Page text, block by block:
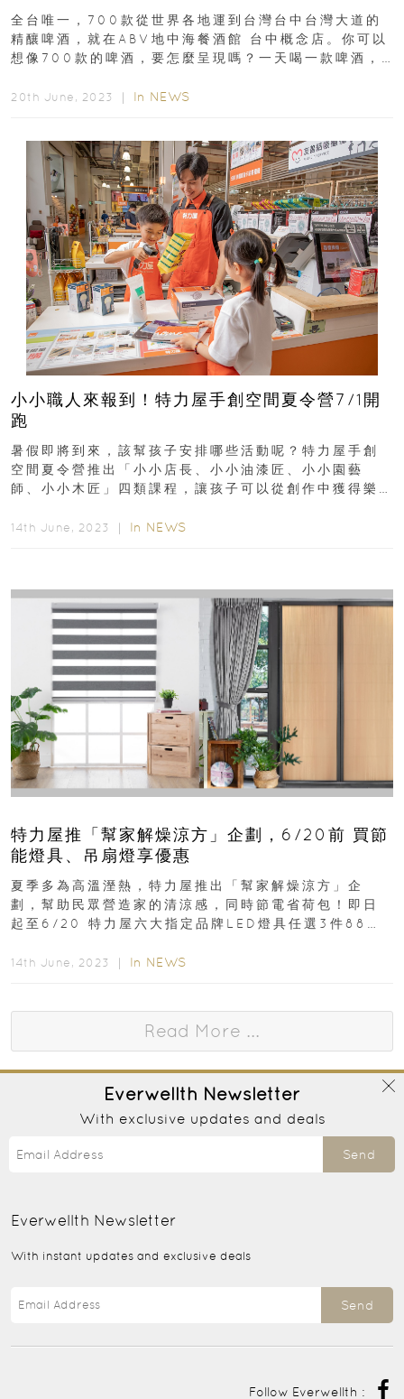
走廊
全台唯一，700款從世界各地運到台灣台中台灣大道的
精釀啤酒，就在ABV地中海餐酒館 台中概念店。你可以
想像700款的啤酒，要怎麼呈現嗎？一天喝一款啤酒，
20th June, 2023 ｜ In NEWS
小小職人來報到！特力屋手創空間夏令營7/1開
跑
暑假即將到來，該幫孩子安排哪些活動呢？特力屋手創
空間夏令營推出「小小店長、小小油漆匠、小小園藝
師、小小木匠」四類課程，讓孩子可以從創作中獲得樂
周開課...
14th June, 2023 ｜ In NEWS
特力屋推「幫家解燥涼方」企劃，6/20前 買節
能燈具、吊扇燈享優惠
夏季多為高溫溼熱，特力屋推出「幫家解燥涼方」企
劃，幫助民眾營造家的清涼感，同時節電省荷包！即日
起至6/20 特力屋六大指定品牌LED燈具任選3件88
14th June, 2023 ｜ In NEWS
Read More ...
Everwellth Newsletter
With exclusive updates and deals
Send
Everwellth Newsletter
With instant updates and exclusive deals
Send
Follow Everwellth :